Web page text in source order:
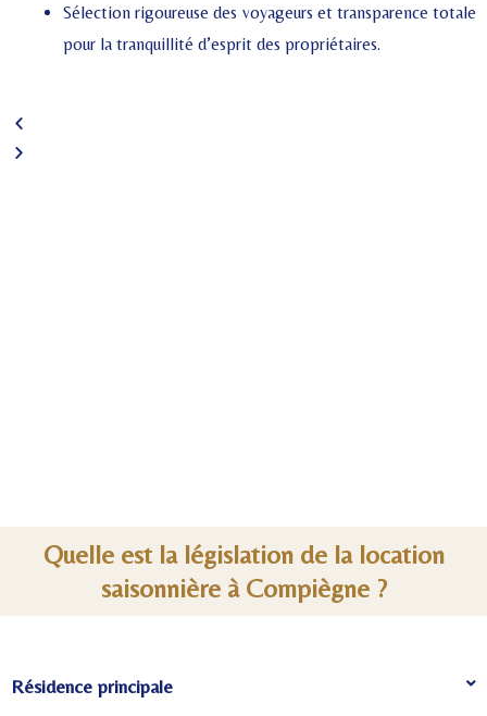
Sélection rigoureuse des voyageurs et transparence totale
pour la tranquillité d’esprit des propriétaires.
Quelle est la législation de la location
saisonnière à Compiègne ?
Résidence principale